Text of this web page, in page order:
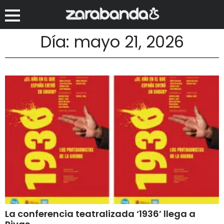
Día: mayo 21, 2026
La conferencia teatralizada ‘1936’ llega a